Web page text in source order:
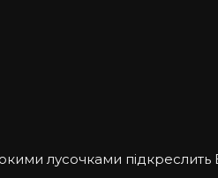
лусочками підкреслить